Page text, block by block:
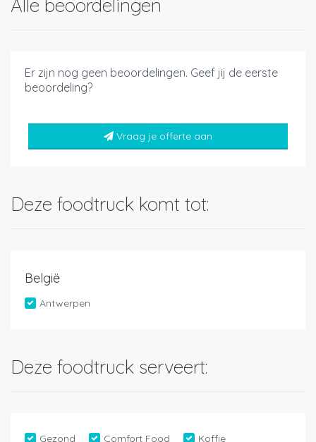
Alle beoordelingen
Er zijn nog geen beoordelingen. Geef jij de eerste
beoordeling?
Vraag je offerte aan
Deze foodtruck komt tot:
België
Antwerpen
Deze foodtruck serveert:
Gezond Comfort Food
Koffie